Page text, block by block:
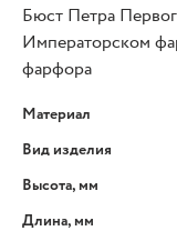
Бюст Петра
Императорском
фарфора
Материал
Вид изделия
Высота, мм
Длина, мм